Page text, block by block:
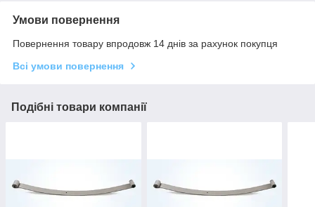
Умови повернення
Повернення товару впродовж 14 днів за рахунок покупця
Всі умови повернення
Подібні товари компанії